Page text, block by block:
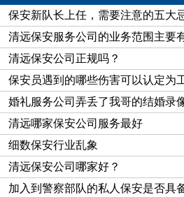
的汽车车牌。在盗撬汽车车牌后，在
号码的纸条与车主联系，以此要挟车
不等的价码，向其指定的卡号帐户汇
后，再将被盗撬的车牌放于本市城
将车牌取回，以此为作案手段。仅
19副，敲诈10余次共计4100余元，
问，李某在盗窃他人车牌后又留下电
索取他人钱财的行为构成何罪？
案例分析：
盗窃机动车号牌向车主索取钱财
保安新队长上任，需要注意的五大
清远保安服务公司的业务范围主要
清远保安公司正规吗？
保安员遇到的哪些伤害可以认定为
清远哪家保安公司服务最好
细数保安行业乱象
清远保安公司哪家好？
加入到警察部队的私人保安是否具